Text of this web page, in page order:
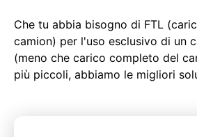
Che tu abbia bisogno di FTL
camion) per l'uso esclusivo di un
(meno che carico completo del
più piccoli, abbiamo le migliori